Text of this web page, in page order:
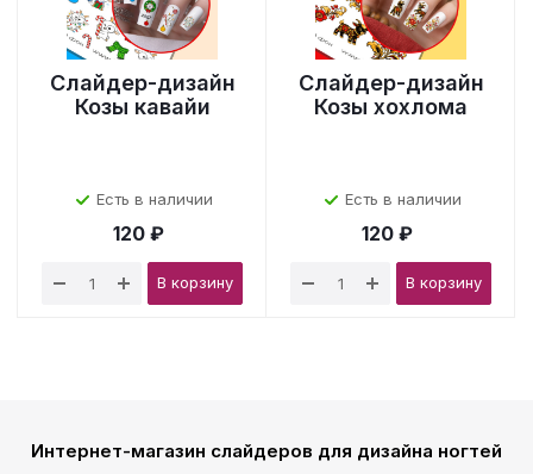
Слайдер-дизайн
Козы кавайи
Есть в наличии
120 ₽
В корзину
Слайдер-дизайн
Козы хохлома
Есть в наличии
120 ₽
В корзину
Интернет-магазин слайдеров для дизайна ногтей